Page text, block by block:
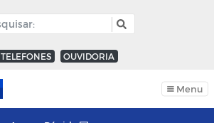
TELEFONES OUVIDORIA
Menu